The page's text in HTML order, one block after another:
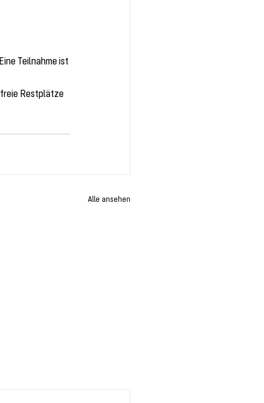
Teilnahme ist
Restplätze
Alle ansehen